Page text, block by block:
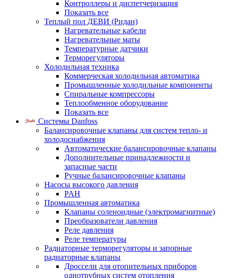
Контроллеры и диспетчеризация
Показать все
Теплый пол ДЕВИ (Ридан)
Нагревательные кабели
Нагревательные маты
Температурные датчики
Терморегуляторы
Холодильная техника
Коммерческая холодильная автоматика
Промышленные холодильные компоненты
Спиральные компрессоры
Теплообменное оборудование
Показать все
Системы Danfoss
Балансировочные клапаны для систем тепло- и
холодоснабжения
Автоматические балансировочные клапаны
Дополнительные принадлежности и
запасные части
Ручные балансировочные клапаны
Насосы высокого давления
PAH
Промышленная автоматика
Клапаны соленоидные (электромагнитные)
Преобразователи давления
Реле давления
Реле температуры
Радиаторные терморегуляторы и запорные
радиаторные клапаны
Дроссели для отопительных приборов
однотрубных систем отопления